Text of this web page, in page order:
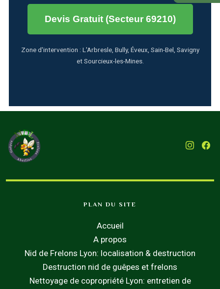
Devis Gratuit (Secteur 69210)
Zone d'intervention : L'Arbresle, Bully, Éveux, Sain-Bel, Savigny
et Sourcieux-les-Mines.
PLAN DU SITE
Accueil
A propos
Nid de Frelons Lyon: localisation & destruction
Destruction nid de guêpes et frelons
Nettoyage de copropriété Lyon: entretien de